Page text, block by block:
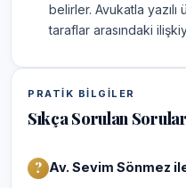
belirler. Avukatla
taraflar arasındaki
PRATIK BILGILER
Sıkça Sorulan Sorular
Av. Sevim Sönmez